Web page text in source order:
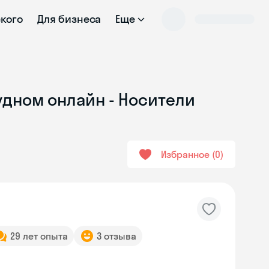
Для бизнеса Еще
онлайн - Носители
Избранное 0
29 лет опыта 3 отзыва